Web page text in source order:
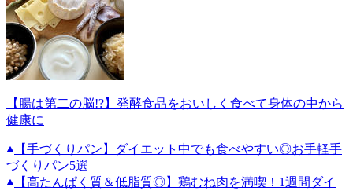
【腸は第二の脳!?】発酵食品をおいしく食べて身体の中から
健康に
【手づくりパン】ダイエット中でも食べやすい◎お手軽手
づくりパン5選
【高たんぱく質＆低脂質◎】鶏むね肉を満喫！1週間ダイ